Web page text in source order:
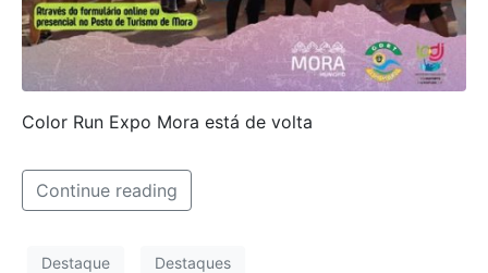
Color Run Expo Mora está de volta
Continue reading
Destaque Destaques